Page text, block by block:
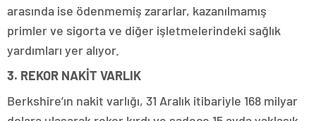
arasında ise ödenmemiş zararlar, kazanılmamış
primler ve sigorta ve diğer işletmelerindeki sağlık
yardımları yer alıyor.
3. REKOR NAKİT VARLIK
Berkshire’ın nakit varlığı, 31 Aralık itibariyle 168 milyar